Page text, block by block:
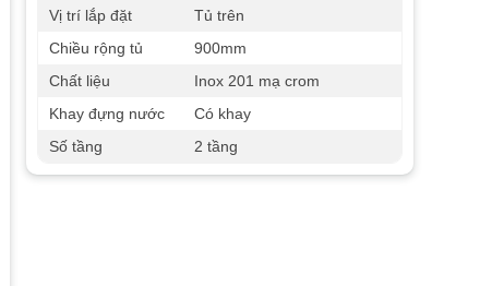
Vị trí lắp đặt
Tủ trên
Chiều rộng tủ
900mm
Chất liệu
Inox 201 mạ crom
Khay đựng nước
Có khay
Số tầng
2 tầng